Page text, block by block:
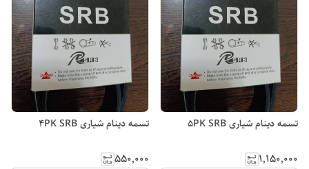
تسمه دینام شیاری 5PK SRB
۱٬۱۵۰٬۰۰۰
تسمه دینام شیاری 4PK SRB
۵۵۰٬۰۰۰